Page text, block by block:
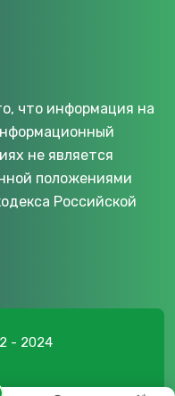
что информация на
не является
положениями
Российской
- 2024